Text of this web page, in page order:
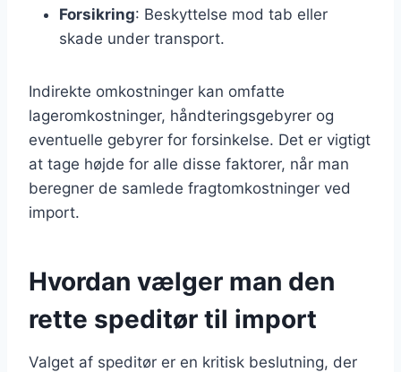
Forsikring: Beskyttelse mod tab eller
skade under transport.
Indirekte omkostninger kan omfatte
lageromkostninger, håndteringsgebyrer og
eventuelle gebyrer for forsinkelse. Det er vigtigt
at tage højde for alle disse faktorer, når man
beregner de samlede fragtomkostninger ved
import.
Hvordan vælger man den
rette speditør til import
Valget af speditør er en kritisk beslutning, der